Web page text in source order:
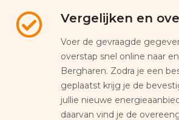
Vergelijken en
Voer de gevraagde
overstap snel online naar
Bergharen. Zodra je een
geplaatst krijg je de
jullie nieuwe
daarvan vind je de